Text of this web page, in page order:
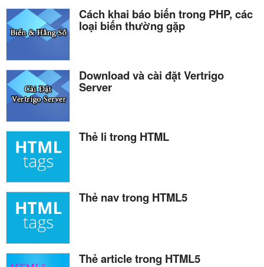
Cách khai báo biến trong PHP, các
loại biến thường gặp
Download và cài đặt Vertrigo
Server
Thẻ li trong HTML
Thẻ nav trong HTML5
Thẻ article trong HTML5